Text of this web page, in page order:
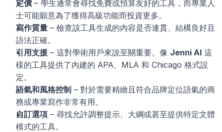
定價 – 學生通常會尋找免費或預算友好的工具，而專業人
士可能願意為了獲得高級功能而投資更多。
寫作質量 – 檢查該工具生成的內容是否連貫、結構良好且
語法正確。
引用支援 – 這對學術用戶來說至關重要。像 Jenni AI 這
樣的工具提供了內建的 APA、MLA 和 Chicago 格式設
定。
語氣和風格控制 – 對於需要精緻且符合品牌定位語氣的商
務或專業寫作非常有用。
自訂選項 – 尋找允許調整提示、大綱或甚至提供特定文體
模式的工具。